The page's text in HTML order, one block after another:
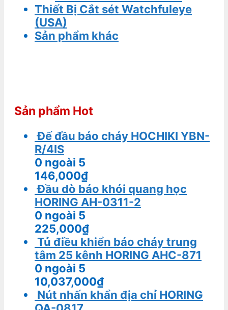
Thiết Bị Cắt sét Watchfuleye
(USA)
Sản phẩm khác
Sản phẩm Hot
Đế đầu báo cháy HOCHIKI YBN-
R/4IS
0 ngoài 5
146,000₫
Đầu dò báo khói quang học
HORING AH-0311-2
0 ngoài 5
225,000₫
Tủ điều khiển báo cháy trung
tâm 25 kênh HORING AHC-871
0 ngoài 5
10,037,000₫
Nút nhấn khẩn địa chỉ HORING